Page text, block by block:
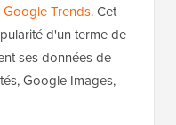
Google Trends. Cet
d'un terme de
ses données de
Google Images,